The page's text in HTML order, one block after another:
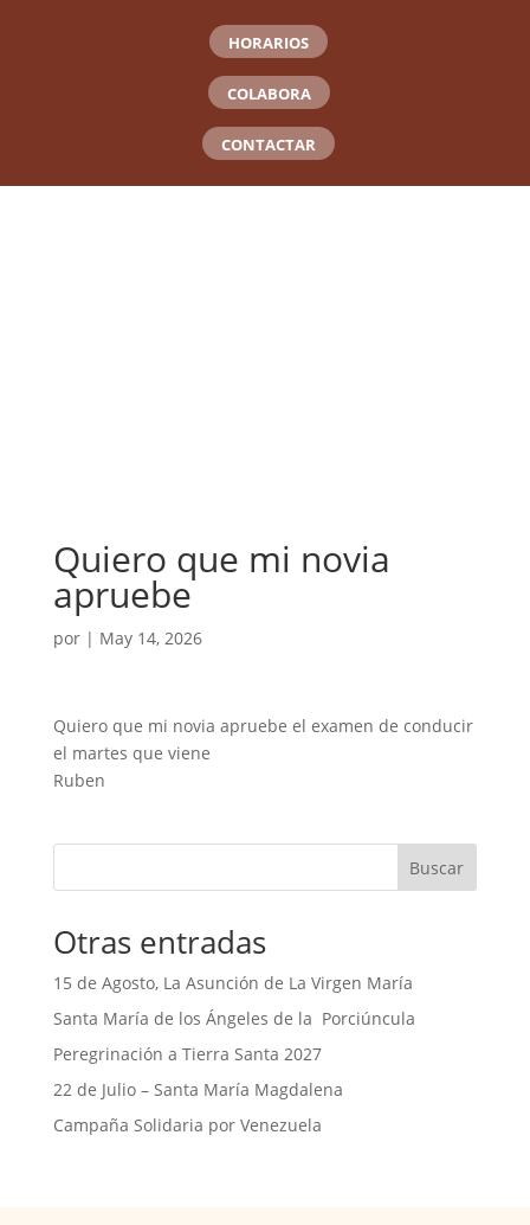
HORARIOS
COLABORA
CONTACTAR
Quiero que mi novia
apruebe
por | May 14, 2026
Quiero que mi novia apruebe el examen de conducir
el martes que viene
Ruben
Buscar
Otras entradas
15 de Agosto, La Asunción de La Virgen María
Santa María de los Ángeles de la Porciúncula
Peregrinación a Tierra Santa 2027
22 de Julio – Santa María Magdalena
Campaña Solidaria por Venezuela